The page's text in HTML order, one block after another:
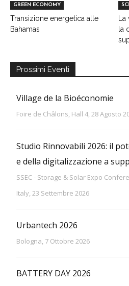
GREEN ECONOMY
Transizione energetica alle
Bahamas
la
Prossimi Eventi
Village de la Bioéconomie
Foire de Châlons, Hall 4, 28 Agosto
Studio Rinnovabili 2026: il
e della digitalizzazione a
SSEC - Storage & Solar Expo
Italy, 23 Settembre 2026
Urbantech 2026
Bologna, 7 Ottobre 2026
BATTERY DAY 2026